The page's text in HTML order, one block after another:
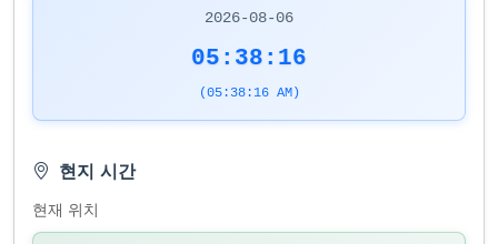
2026-08-06
05:38:16
(05:38:16 AM)
현지 시간
현재 위치